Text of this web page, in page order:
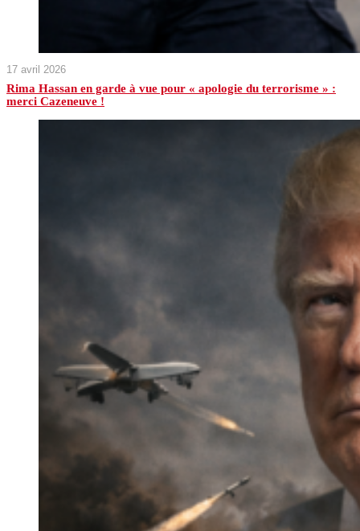
17 avril 2026
Rima Hassan en garde à vue pour « apologie du terrorisme » :
merci Cazeneuve !